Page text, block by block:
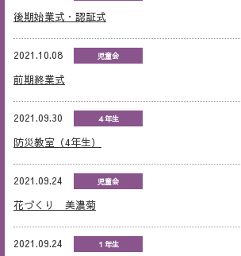
後期始業式・認証式
2021.10.08 児童会
前期終業式
2021.09.30 ４年生
防災教室（4年生）
2021.09.24 児童会
花づくり 美濃菊
2021.09.24 １年生